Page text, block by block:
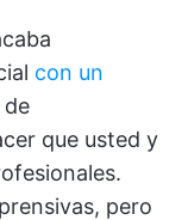
con un
de
que usted y
pero